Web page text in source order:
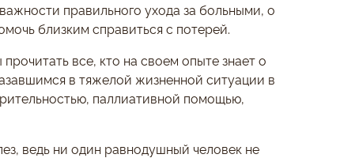
правильного ухода за больными, о
близким справиться с потерей.
все, кто на своем опыте знает о
в тяжелой жизненной ситуации в
паллиативной помощью,
ведь ни один равнодушный человек не